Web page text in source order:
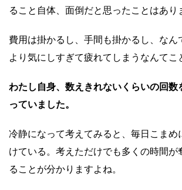
ること自体、面倒だと思ったことはあり
費用は掛かるし、手間も掛かるし、なん
より気にしすぎて疲れてしまうなんてこ
わたし自身、数えきれないくらいの回数
っていました。
冷静になって考えてみると、毎日こまめ
けている。考えただけでも多くの時間が
ることが分かりますよね。